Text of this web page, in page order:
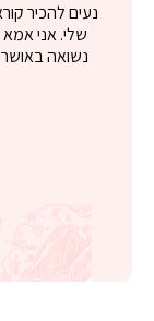
נעים להכיר
נשואה